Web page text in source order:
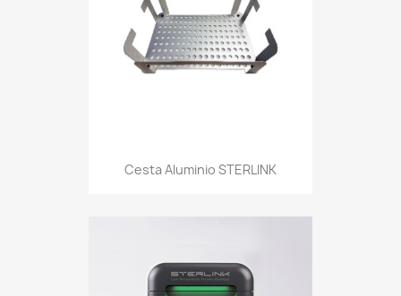
Cesta Aluminio STERLINK